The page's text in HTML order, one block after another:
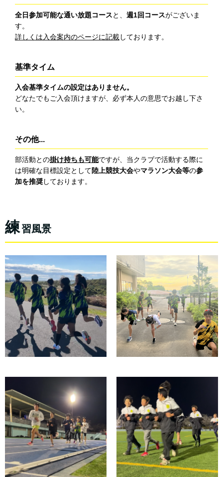
全日参加可能な通い放題コースと、 週1回コースがございま
す。
詳しくは入会案内のページに記載しております。
基準タイム
入会基準タイムの設定はありません。
どなたでもご入会頂けますが、必ず本人の意思でお越し下さ
い。
その他...
部活動との掛け持ちも可能ですが、当クラブで活動する際に
は明確な目標設定として陸上競技大会やマラソン大会等の参
加を推奨しております。
練習風景